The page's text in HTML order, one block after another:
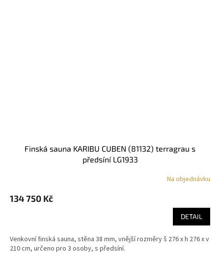
finská sauna KARIBU CUBEN (81132) terragrau s
předsíní LG1933
Na objednávku
134 750 Kč
DETAIL
Venkovní finská sauna, stěna 38 mm, vnější rozměry š 276 x h 276 x v
210 cm, určeno pro 3 osoby, s předsíní.